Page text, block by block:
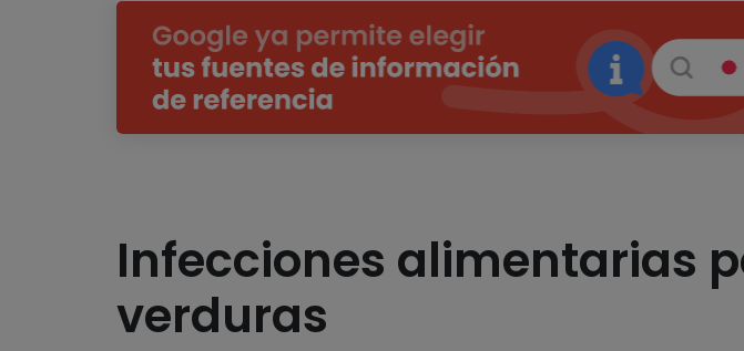
Infecciones alimentarias
verduras